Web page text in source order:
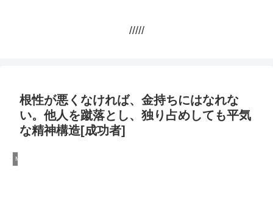
/////
根性が悪くなければ、金持ちにはなれな
い。他人を蹴落とし、独り占めしても平気
な精神構造[成功者]
Money